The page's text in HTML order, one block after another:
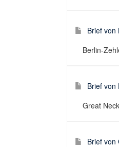
Brief von
Berlin-
Brief von
Great
Brief von